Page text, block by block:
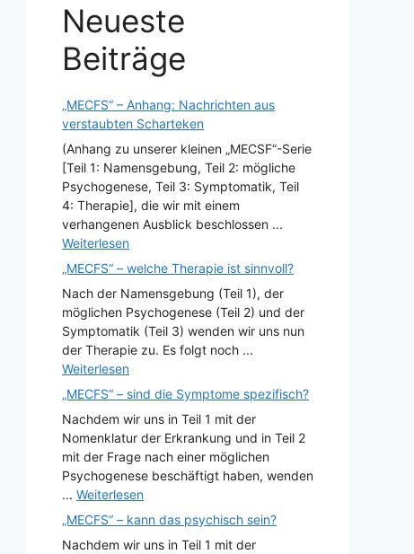
Neueste
Beiträge
„MECFS“ – Anhang: Nachrichten aus
verstaubten Scharteken
(Anhang zu unserer kleinen „MECSF“-Serie
[Teil 1: Namensgebung, Teil 2: mögliche
Psychogenese, Teil 3: Symptomatik, Teil
4: Therapie], die wir mit einem
verhangenen Ausblick beschlossen ...
Weiterlesen
„MECFS“ – welche Therapie ist sinnvoll?
Nach der Namensgebung (Teil 1), der
möglichen Psychogenese (Teil 2) und der
Symptomatik (Teil 3) wenden wir uns nun
der Therapie zu. Es folgt noch ...
Weiterlesen
„MECFS“ – sind die Symptome spezifisch?
Nachdem wir uns in Teil 1 mit der
Nomenklatur der Erkrankung und in Teil 2
mit der Frage nach einer möglichen
Psychogenese beschäftigt haben, wenden
... Weiterlesen
„MECFS“ – kann das psychisch sein?
Nachdem wir uns in Teil 1 mit der